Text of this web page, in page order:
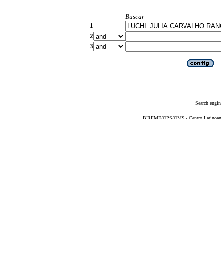
Buscar
1
2
3
Search
BIREME/OPS/OMS - Centro